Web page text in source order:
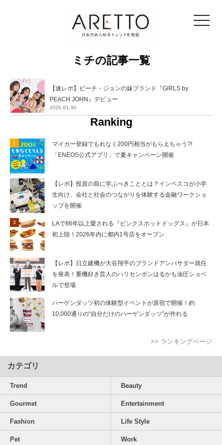
toggle
ミチの記事一覧
【速レポ】ピーチ・ジョンの妹ブランド『GiRLS by
PEACH JOHN』デビュー
2020.01.30
Ranking
マイカー登録でもれなく200円相当がもらえちゃう?!
「ENEOS公式アプリ」で夏キャンペーン開催
【レポ】投資の前に学ぶべきこととは？インベスコが小学
生向け、会社と社会のつながりを体験する金融ワークショ
ップを開催
LAで86年以上愛される『ピンクスホットドッグス』が日本
初上陸！2026年内に都内1号店をオープン
【レポ】日立建機が大谷翔平のブランドアンバサダー就任
を発表！重機好き芸人のハリセンボンはるかも油圧ショベ
ルで登場
ハーゲンダッツ初の体験型イベントが原宿で開催！約
10,000通りの“自分だけのハーゲンダッツ”が作れる
>> ランキングページ
カテゴリ
Trend Beauty
Gourmet Entertainment
Fashion Life Style
Pet Work